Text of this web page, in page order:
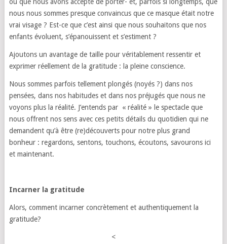
nous nous sommes presque convaincus que ce masque était notre
vrai visage ? Est-ce que c’est ainsi que nous souhaitons que nos
enfants évoluent, s’épanouissent et s’estiment ?
Ajoutons un avantage de taille pour véritablement ressentir et
exprimer réellement de la gratitude : la pleine conscience.
Nous sommes parfois tellement plongés (noyés ?) dans nos
pensées, dans nos habitudes et dans nos préjugés que nous ne
voyons plus la réalité. J’entends par « réalité » le spectacle que
nous offrent nos sens avec ces petits détails du quotidien qui ne
demandent qu’à être (re)découverts pour notre plus grand
bonheur : regardons, sentons, touchons, écoutons, savourons ici
et maintenant.
Incarner la gratitude
Alors, comment incarner concrètement et authentiquement la
gratitude?
<